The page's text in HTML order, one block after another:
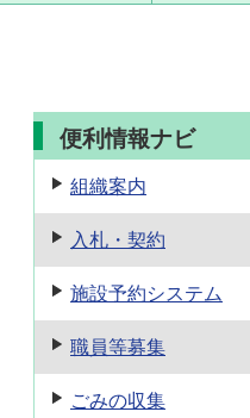
便利情報ナビ
組織案内
入札・契約
施設予約システム
職員等募集
ごみの収集